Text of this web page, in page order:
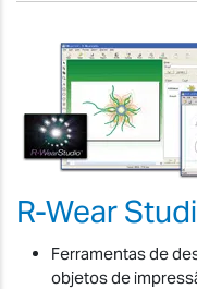
R-Wear
Ferramentas de
objetos de